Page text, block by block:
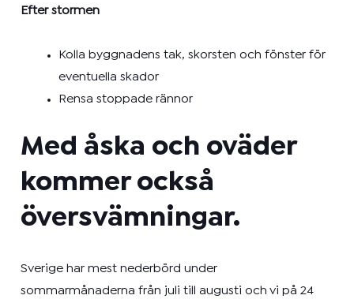
Efter stormen
Kolla byggnadens tak, skorsten och fönster för
eventuella skador
Rensa stoppade rännor
Med åska och oväder
kommer också
översvämningar.
Sverige har mest nederbörd under
sommarmånaderna från juli till augusti och vi på 24